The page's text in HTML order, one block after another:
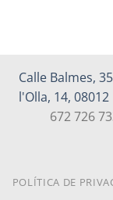
Calle Balmes,
l'Olla, 14,
672 726
POLÍTICA DE